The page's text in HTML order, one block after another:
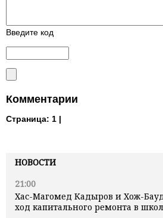
НОВОСТИ
21:00
Хас-Магомед Кадыров и Хож-
ход капитального ремонта в
Введите код
Комментарии
Страница: 1 |